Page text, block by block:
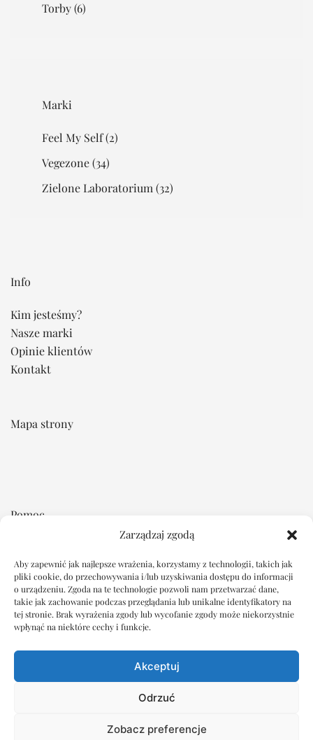
Zarządzaj zgodą
Aby zapewnić jak najlepsze wrażenia, korzystamy z technologii, takich jak
pliki cookie, do przechowywania i/lub uzyskiwania dostępu do informacji
o urządzeniu. Zgoda na te technologie pozwoli nam przetwarzać dane,
takie jak zachowanie podczas przeglądania lub unikalne identyfikatory na
tej stronie. Brak wyrażenia zgody lub wycofanie zgody może niekorzystnie
wpłynąć na niektóre cechy i funkcje.
Akceptuj
Odrzuć
Zobacz preferencje
Torby(6)
Marki
Feel My Self(2)
Vegezone(34)
Zielone Laboratorium (32)
Info
Kim jesteśmy?
Nasze marki
Opinie klientów
Kontakt
Mapa strony
Pomoc
Płatność i dostawa
Reklamacje i zwroty
Dokumenty
Oświadczenie o ochronie prywatności
Wyłączenie odpowiedzialności